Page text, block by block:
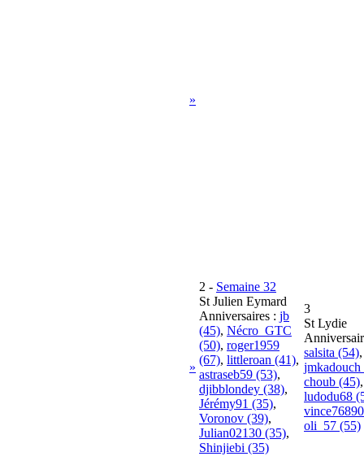
»
»
2 - Semaine 32
St Julien Eymard
Anniversaires : jb
(45), Nécro_GTC
(50), roger1959
(67), littleroan (41),
astraseb59 (53),
djibblondey (38),
Jérémy91 (35),
Voronov (39),
Julian02130 (35),
Shinjiebi (35)
3
St Lydie
salsita (54),
jmkadouch
choub (45),
ludodu68
oli_57 (55)